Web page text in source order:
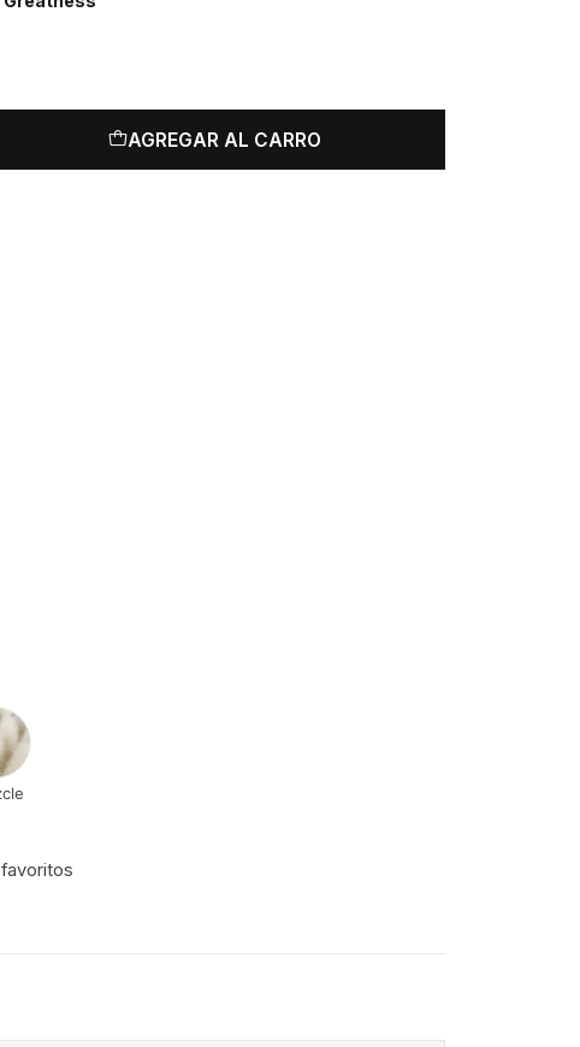
AGREGAR AL CARRO